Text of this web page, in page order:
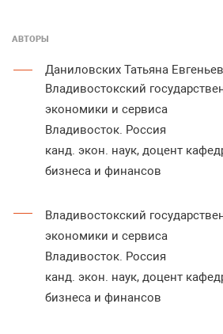
АВТОРЫ
Даниловских Татьяна
Владивостокский
экономики и сервиса
Владивосток. Россия
канд. экон. наук, доцент
бизнеса и финансов
Владивостокский
экономики и сервиса
Владивосток. Россия
канд. экон. наук, доцент
бизнеса и финансов